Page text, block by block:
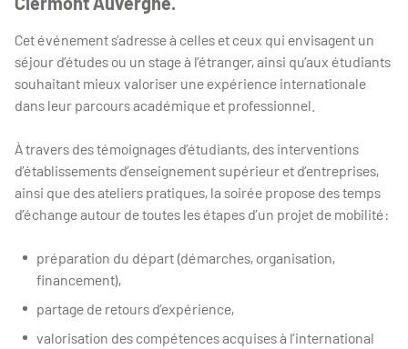
Cet événement s’adresse à celles et ceux qui envisagent un
séjour d’études ou un stage à l’étranger, ainsi qu’aux étudiants
souhaitant mieux valoriser une expérience internationale
dans leur parcours académique et professionnel.
À travers des témoignages d’étudiants, des interventions
d’établissements d’enseignement supérieur et d’entreprises,
ainsi que des ateliers pratiques, la soirée propose des temps
d’échange autour de toutes les étapes d’un projet de mobilité:
préparation du départ (démarches, organisation,
financement),
partage de retours d’expérience,
valorisation des compétences acquises à l’international